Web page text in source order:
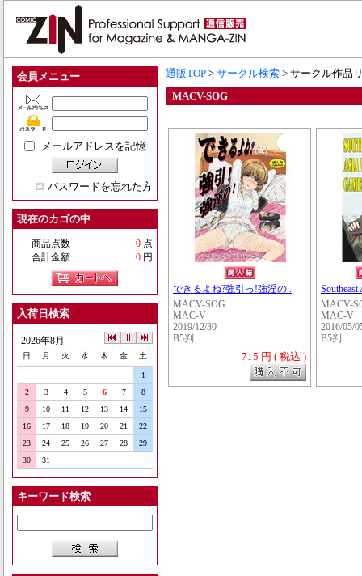
会員メニュー
メールアドレスを記憶
パスワードを忘れた方
現在のカゴの中
商品点数 0 点
合計金額
0 円
入荷日検索
2026年8月
日 月 火 水 木 金 土
1
2
3 4 5 6 7
8
9
10 11 12 13 14
15
16
17 18 19 20 21
22
23
24 25 26 27 28
29
30
31
キーワード検索
通販TOP > サークル検索 > サークル作品
MACV-SOG
できるよね?強引っ!強淫の..
MACV-SOG
MAC-V
2019/12/30
B5判
715 円 ( 税込 )
Southeast
MACV-
MAC-V
2016/05/
B5判